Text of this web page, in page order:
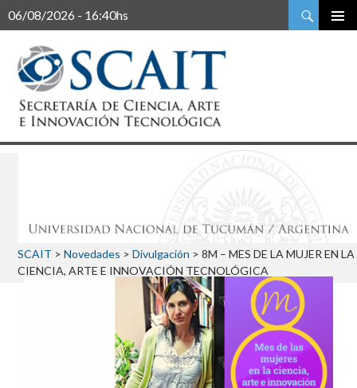
06/08/2026 - 16:40hs
Buscar
SCAIT > Novedades > Divulgación > 8M – MES DE LA MUJER EN LA
CIENCIA, ARTE E INNOVACIÓN TECNOLÓGICA